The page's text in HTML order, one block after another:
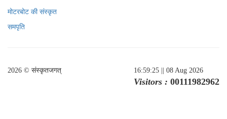
मोटरबोट की संस्कृत
समपृति
2026 © संस्कृतजगत् 16:59:25 || 08 Aug 2026
Visitors : 00111982962